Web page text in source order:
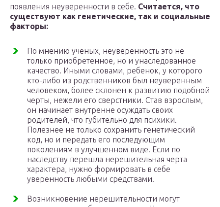
появления неуверенности в себе. Считается, что
существуют как генетические, так и социальные
факторы:
По мнению ученых, неуверенность это не
только приобретенное, но и унаследованное
качество. Иными словами, ребенок, у которого
кто-либо из родственников был неуверенным
человеком, более склонен к развитию подобной
черты, нежели его сверстники. Став взрослым,
он начинает внутренне осуждать своих
родителей, что губительно для психики.
Полезнее не только сохранить генетический
код, но и передать его последующим
поколениям в улучшенном виде. Если по
наследству перешла нерешительная черта
характера, нужно формировать в себе
уверенность любыми средствами.
Возникновение нерешительности могут